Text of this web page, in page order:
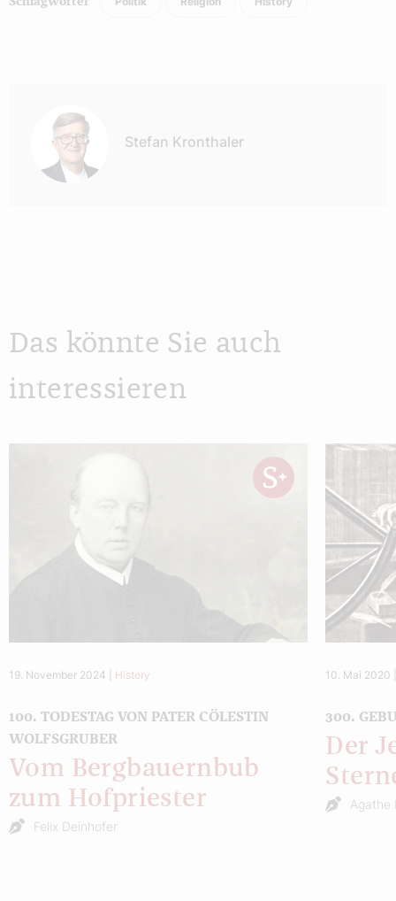
Stefan Kronthaler
Das könnte Sie auch
interessieren
19. November 2024 History
100. TODESTAG VON PATER CÖLESTIN
WOLFSGRUBER
Vom Bergbauernbub
zum Hofpriester
Felix Deinhofer
10. Mai 2020
300.
Der
Agathe